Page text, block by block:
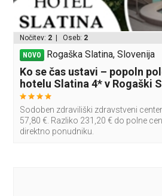
Nočitev: 2 | Oseb: 2
NOVO Rogaška Slatina, Slovenija
Ko se čas ustavi – popoln
hotelu Slatina 4* v Rogaški
Sodoben zdraviliški zdravstveni
57,80 €. Razliko 231,20 € do polne
direktno ponudniku.